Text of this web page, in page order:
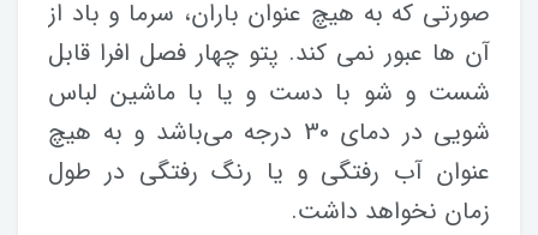
صورتی که به هیچ عنوان باران، سرما و باد از
آن ها عبور نمی کند. پتو چهار فصل افرا قابل
شست و شو با دست و یا با ماشین لباس
شویی در دمای 30 درجه می‌باشد و به هیچ
عنوان آب رفتگی و یا رنگ رفتگی در طول
زمان نخواهد داشت.